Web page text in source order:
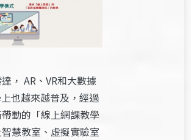
， AR、VR和大數據
也越來越普及，經過
動的「線上網課教學
慧教室、虛擬實驗室